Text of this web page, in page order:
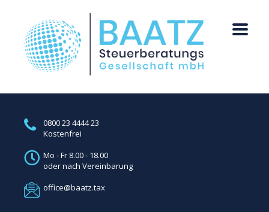
0800 23 4444 23
Kostenfrei
Mo - Fr 8.00 - 18.00
oder nach Vereinbarung
office@baatz.tax